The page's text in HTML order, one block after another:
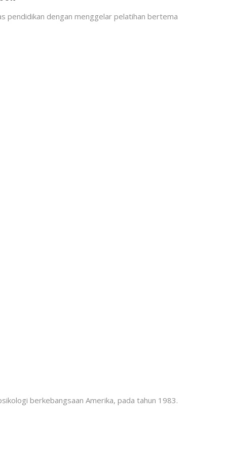
pendidikan dengan menggelar pelatihan bertema
berkebangsaan Amerika, pada tahun 1983.